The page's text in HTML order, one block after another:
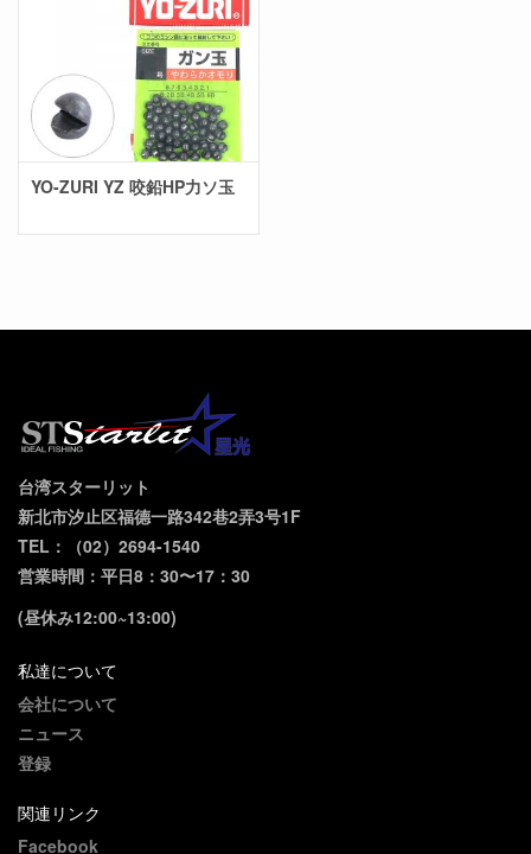
YO-ZURI YZ 咬鉛HP力ソ玉
台湾スターリット
新北市汐止区福德一路342巷2弄3号1F
TEL：（02）2694-1540
営業時間：平日8：30〜17：30
(昼休み12:00~13:00)
私達について
会社について
ニュース
登録
関連リンク
Facebook